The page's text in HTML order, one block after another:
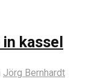
kassel
Jörg Bernhardt